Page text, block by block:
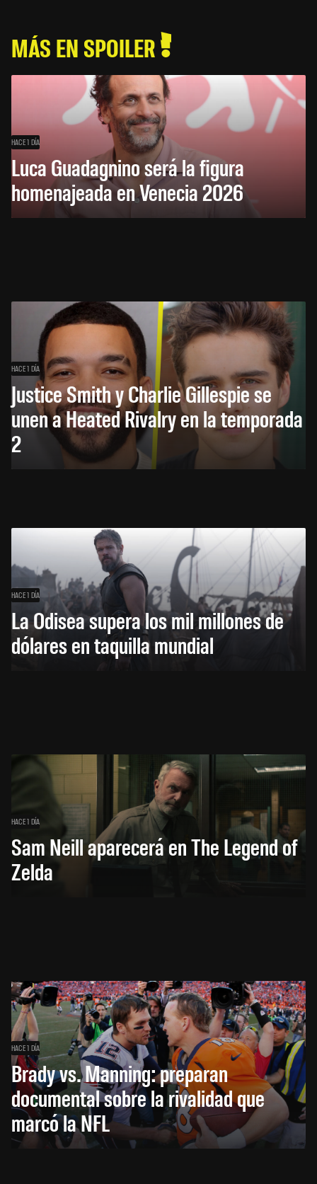
MÁS EN SPOILER
HACE 1 DÍA
Luca Guadagnino será la figura
homenajeada en Venecia 2026
HACE 1 DÍA
Justice Smith y Charlie Gillespie se
unen a Heated Rivalry en la temporada
2
HACE 1 DÍA
La Odisea supera los mil millones de
dólares en taquilla mundial
HACE 1 DÍA
Sam Neill aparecerá en The Legend of
Zelda
HACE 1 DÍA
Brady vs. Manning: preparan
documental sobre la rivalidad que
marcó la NFL